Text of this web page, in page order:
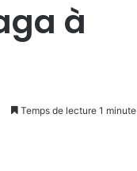
à
Temps de lecture 1 minute